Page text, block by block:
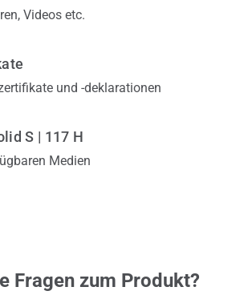
Videos etc.
und -deklarationen
S | 117 H
Medien
Fragen zum Produkt?